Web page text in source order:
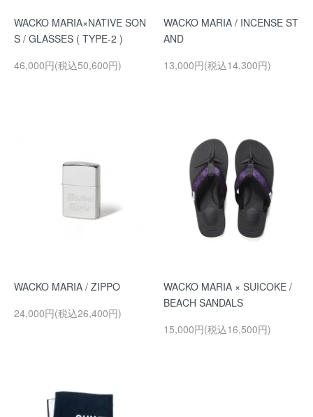
WACKO MARIA×NATIVE SON
S / GLASSES ( TYPE-2 )
46,000円(税込50,600円)
WACKO MARIA / INCENSE ST
AND
13,000円(税込14,300円)
WACKO MARIA / ZIPPO
24,000円(税込26,400円)
WACKO MARIA × SUICOKE /
BEACH SANDALS
15,000円(税込16,500円)